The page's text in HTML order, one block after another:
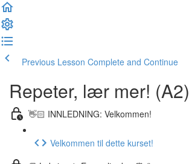
Previous Lesson Complete and Continue
Repeter, lær mer! (A2)
👋🏻 INNLEDNING: Velkommen!
Velkommen til dette kurset!